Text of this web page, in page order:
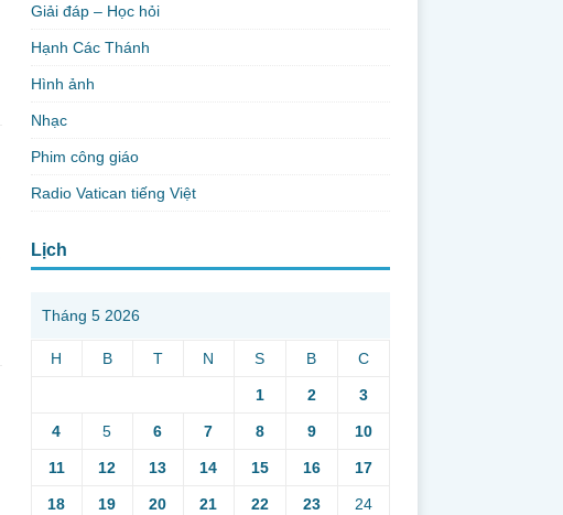
Giải đáp – Học hỏi
Hạnh Các Thánh
Hình ảnh
Nhạc
Phim công giáo
Radio Vatican tiếng Việt
Lịch
Tháng 5 2026
H B T N S B C
1 2 3
4 5 6 7 8 9 10
11 12 13 14 15 16 17
18 19 20 21 22 23 24